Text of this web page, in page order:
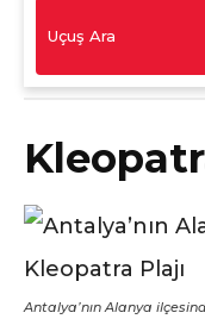
Uçuş Ara
Antalya’nın Alanya